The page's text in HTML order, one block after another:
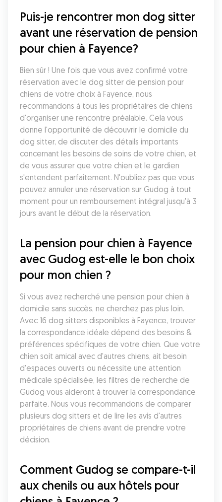
Puis-je rencontrer mon dog sitter
avant une réservation de pension
pour chien à Fayence?
Bien sûr ! Une fois que vous avez confirmé votre
réservation avec le dog sitter de pension pour
chiens de votre choix à Fayence, nous
recommandons à tous les propriétaires de chiens
d'organiser une rencontre préalable. Cela vous
donne l'opportunité de découvrir le domicile du
dog sitter, de discuter des détails importants
concernant les besoins de soins de votre chien, et
de vous assurer que votre chien et le gardien
s'entendent parfaitement. N'oubliez pas que vous
pouvez annuler une réservation sur Gudog à tout
moment pour un remboursement intégral jusqu'à 3
jours avant le début de la réservation.
La pension pour chien à Fayence
avec Gudog est-elle le bon choix
pour mon chien ?
Si vous avez recherché une pension pour chien à
domicile sans succès, ne cherchez pas plus loin.
Avec 16 dog sitters disponibles à Fayence, trouver
la correspondance idéale dépend des besoins &
préférences spécifiques de votre chien. Que votre
chien soit amical avec d'autres chiens, ait besoin
d'espaces ouverts ou nécessite une attention
médicale spécialisée, les filtres de recherche de
Gudog vous aideront à trouver la correspondance
parfaite. Nous vous recommandons de comparer
plusieurs dog sitters et de lire les avis d'autres
propriétaires de chiens avant de prendre votre
décision.
Comment Gudog se compare-t-il
aux chenils ou aux hôtels pour